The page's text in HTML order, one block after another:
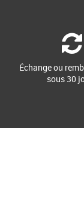
Échange ou
sous 30